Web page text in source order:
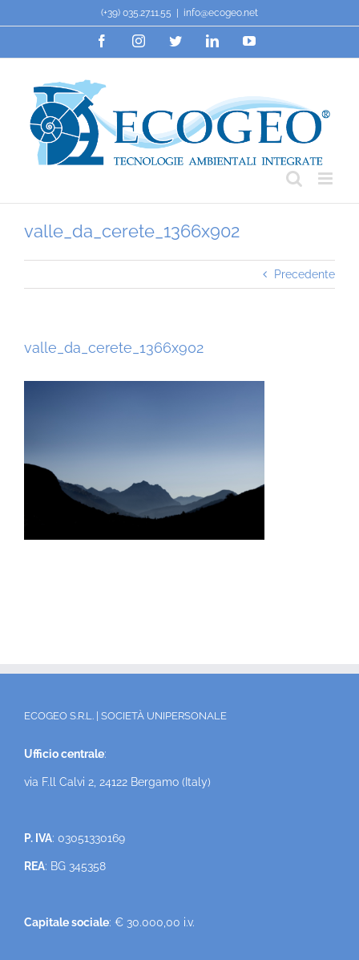
al
(+39) 035.27.11.55 info@ecogeo.net
FacebookInstagramTwitterLinkedInYouTube
valle_da_cerete_1366x902
Precedente
valle_da_cerete_1366x902
ECOGEO S.R.L. | SOCIETÀ UNIPERSONALE
Ufficio centrale:
via F.ll Calvi 2, 24122 Bergamo (Italy)
P. IVA: 03051330169
REA: BG 345358
Capitale sociale: € 30.000,00 i.v.